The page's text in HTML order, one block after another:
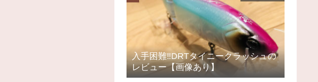
入手困難‼DRTタイニークラッシュの
レビュー【画像あり】